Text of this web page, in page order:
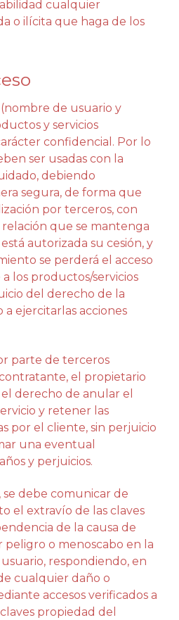
cualquier
o ilícita que haga de los
(nombre de usuario y
y servicios
confidencial. Por lo
ser usadas con la
debiendo
segura, de forma que
por terceros, con
que se mantenga
autorizada su cesión, y
se perderá el acceso
los productos/servicios
del derecho de la
ejercitarlas acciones
parte de terceros
el propietario
derecho de anular el
y retener las
por el cliente, sin perjuicio
una eventual
y perjuicios.
debe comunicar de
el extravío de las claves
de la causa de
o menoscabo en la
respondiendo, en
cualquier daño o
accesos verificados a
propiedad del